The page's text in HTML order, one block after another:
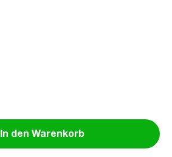
In den Warenkorb